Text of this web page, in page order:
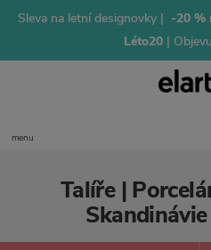
Sleva na letní designovky | -20 %
Léto20 |
menu
Talíře |